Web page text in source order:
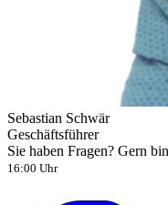
Sebastian Schwär
Geschäftsführer
Sie haben Fragen? Gern
16:00 Uhr